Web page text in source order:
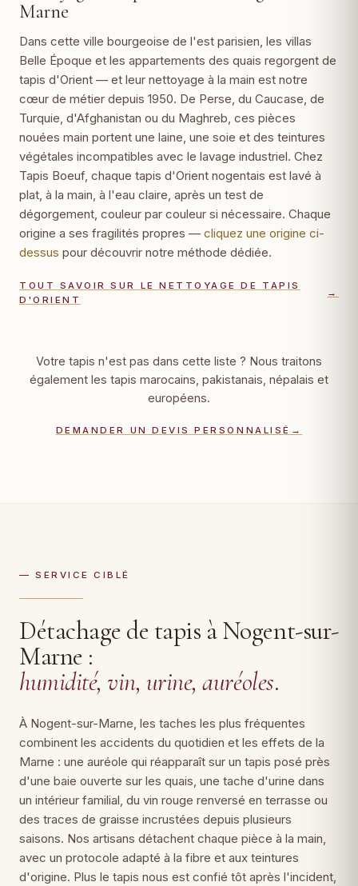
Marne
Dans cette ville bourgeoise de l'est parisien, les villas
Belle Époque et les appartements des quais regorgent de
tapis d'Orient — et leur nettoyage à la main est notre
cœur de métier depuis 1950. De Perse, du Caucase, de
Turquie, d'Afghanistan ou du Maghreb, ces pièces
nouées main portent une laine, une soie et des teintures
végétales incompatibles avec le lavage industriel. Chez
Tapis Boeuf, chaque tapis d'Orient nogentais est lavé à
plat, à la main, à l'eau claire, après un test de
dégorgement, couleur par couleur si nécessaire. Chaque
origine a ses fragilités propres — cliquez une origine ci-
dessus pour découvrir notre méthode dédiée.
TOUT SAVOIR SUR LE NETTOYAGE DE TAPIS
D'ORIENT
→
Votre tapis n'est pas dans cette liste ? Nous traitons
également les tapis marocains, pakistanais, népalais et
européens.
DEMANDER UN DEVIS PERSONNALISÉ →
— SERVICE CIBLÉ
Détachage de tapis à Nogent-sur-
Marne :
humidité, vin, urine, auréoles.
À Nogent-sur-Marne, les taches les plus fréquentes
combinent les accidents du quotidien et les effets de la
Marne : une auréole qui réapparaît sur un tapis posé près
d'une baie ouverte sur les quais, une tache d'urine dans
un intérieur familial, du vin rouge renversé en terrasse ou
des traces de graisse incrustées depuis plusieurs
saisons. Nos artisans détachent chaque pièce à la main,
avec un protocole adapté à la fibre et aux teintures
d'origine. Plus le tapis nous est confié tôt après l'incident,